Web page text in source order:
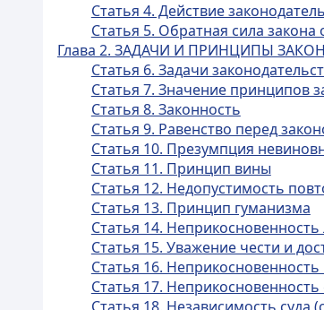
Статья 4. Действие
Статья 5. Обратная сила
Глава 2. ЗАДАЧИ И ПРИНЦИПЫ
Статья 6. Задачи
Статья 7. Значение принципов
Статья 8. Законность
Статья 9. Равенство перед
Статья 10. Презумпция
Статья 11. Принцип вины
Статья 12. Недопустимость
Статья 13. Принцип гуманизма
Статья 14. Неприкосновенность
Статья 15. Уважение чести и
Статья 16.
Статья 17. Неприкосновенность